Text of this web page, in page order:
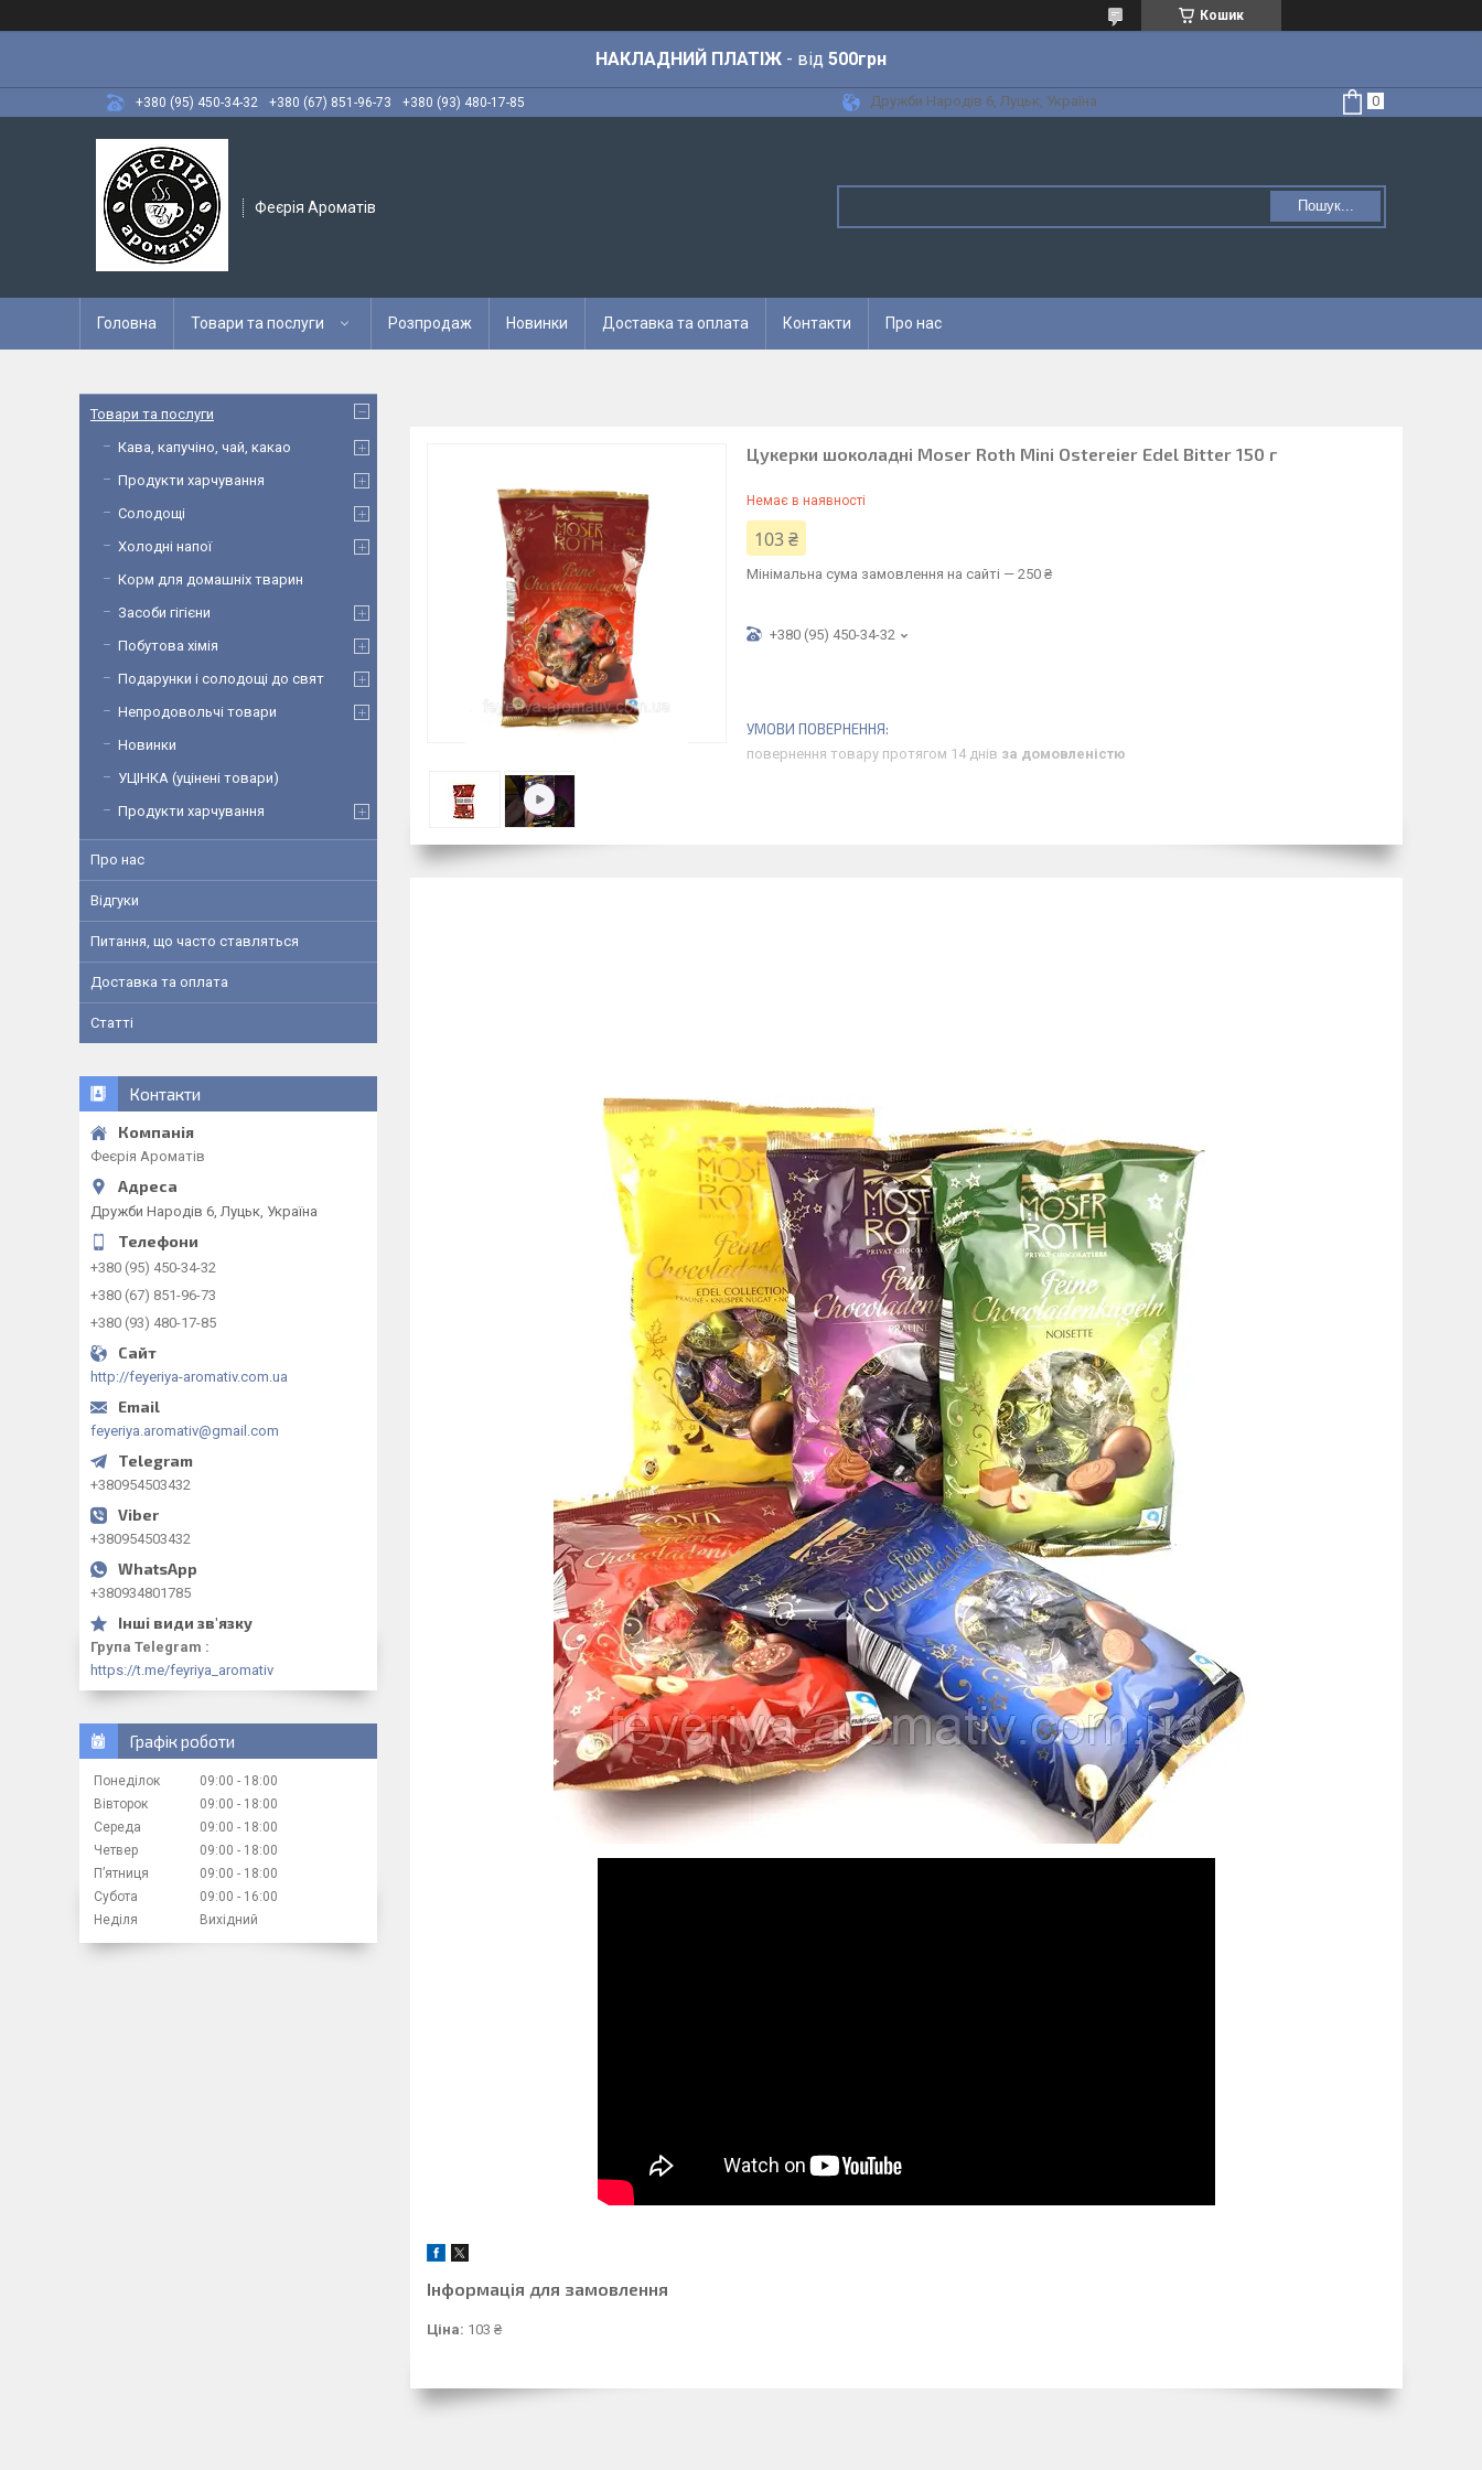
Кошик
НАКЛАДНИЙ ПЛАТІЖ - від 500грн
+380 (95) 450-34-32 +380 (67) 851-96-73 +380 (93) 480-17-85 Дружби Народів 6, Луцьк, Україна
Феєрія Ароматів Пошук...
Головна Товари та послуги Розпродаж Новинки Доставка та оплата Контакти Про нас
Цукерки шоколадні Moser Roth Mini Ostereier Edel Bitter 150 г
Немає в наявності
103 ₴
Мінімальна сума замовлення на сайті — 250 ₴
+380 (95) 450-34-32
повернення товару протягом 14 днів за домовленістю
Інформація для замовлення
Ціна: 103 ₴
Товари та послуги
Кава, капучіно, чай, какао
Продукти харчування
Солодощі
Холодні напої
Корм для домашніх тварин
Засоби гігієни
Побутова хімія
Подарунки і солодощі до свят
Непродовольчі товари
Новинки
УЦІНКА (уцінені товари)
Продукти харчування
Про нас
Відгуки
Питання, що часто ставляться
Доставка та оплата
Статті
Контакти
Феєрія Ароматів
Дружби Народів 6, Луцьк, Україна
+380 (95) 450-34-32
+380 (67) 851-96-73
+380 (93) 480-17-85
http://feyeriya-aromativ.com.ua
feyeriya.aromativ@gmail.com
+380954503432
+380954503432
+380934801785
Група Telegram
https://t.me/feyriya_aromativ
Графік роботи
Понеділок 09:00
18:00
Вівторок
09:00
18:00
Середа
09:00
18:00
Четвер
09:00
18:00
Пʼятниця
09:00
18:00
Субота
09:00
16:00
Неділя
Вихідний